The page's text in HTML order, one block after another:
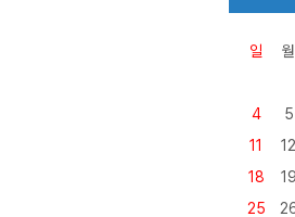
일 월
4
5
11
12
18
25